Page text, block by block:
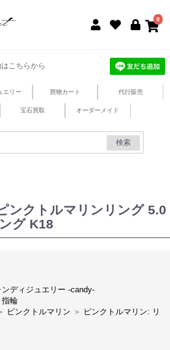
0
こちらから
エリー 買物カート 代行販売
宝石買取 オーダーメイド
検索
ンクトルマリンリング 5.0
グ K18
ンディジュエリー -candy-
指輪
ピンクトルマリン ＞ ピンクトルマリン: リ